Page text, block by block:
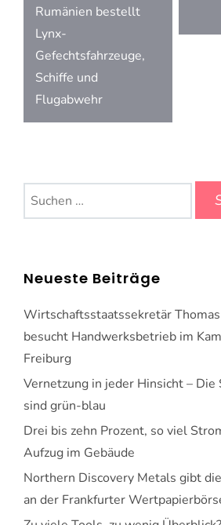
Rumänien bestellt
Lynx-
Gefechtsfahrzeuge,
Schiffe und
Flugabwehr
Suchen
nach:
Neueste Beiträge
Wirtschaftsstaatssekretär
besucht Handwerksbetrieb im
Freiburg
Vernetzung in jeder Hinsicht –
sind grün-blau
Drei bis zehn Prozent, so viel
Aufzug im Gebäude
Northern Discovery Metals gibt
an der Frankfurter